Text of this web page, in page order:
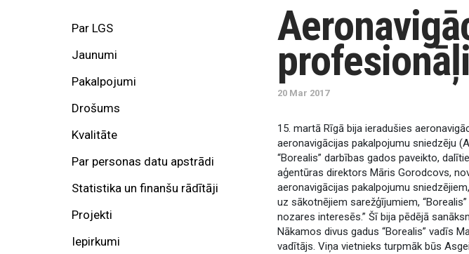
Par LGS
Jaunumi
Pakalpojumi
Drošums
Kvalitāte
Par personas datu apstrādi
Statistika un finanšu rādītāji
Projekti
Iepirkumi
20 Mar 2017
15. martā Rīgā bija ieradušies
aeronavigācijas pakalpojumu sniedzēju
“Borealis” darbības gados paveikto,
aģentūras direktors Māris Gorodcovs,
aeronavigācijas pakalpojumu
uz sākotnējiem sarežģījumiem,
nozares interesēs.” Šī bija pēdējā
Nākamos divus gadus “Borealis” vadīs
vadītājs. Viņa vietnieks turpmāk būs